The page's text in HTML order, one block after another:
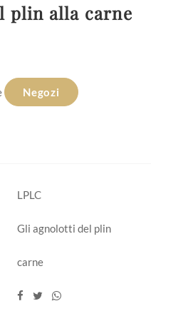
plin alla carne
Negozi
LPLC
Gli agnolotti del plin
carne